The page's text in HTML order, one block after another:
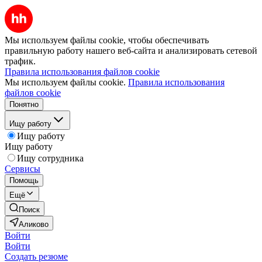
Мы используем файлы cookie, чтобы обеспечивать
правильную работу нашего веб-сайта и анализировать сетевой
трафик.
Правила использования файлов cookie
Мы используем файлы cookie. Правила использования
файлов cookie
Понятно
Ищу работу
Ищу работу
Ищу работу
Ищу сотрудника
Сервисы
Помощь
Ещё
Поиск
Аликово
Войти
Войти
Создать резюме